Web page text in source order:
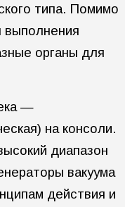
типа. Помимо
выполнения
органы для
—
на консоли.
диапазон
вакуума
действия и